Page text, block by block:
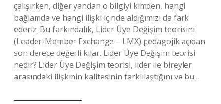
çalışırken, diğer yandan o bilgiyi kimden, hangi
bağlamda ve hangi ilişki içinde aldığımızı da fark
ederiz. Bu farkındalık, Lider Üye Değişim teorisini
(Leader-Member Exchange – LMX) pedagojik açıdan
son derece değerli kılar. Lider Üye Değişim teorisi
nedir? Lider Üye Değişim teorisi, lider ile bireyler
arasındaki ilişkinin kalitesinin farklılaştığını ve bu…